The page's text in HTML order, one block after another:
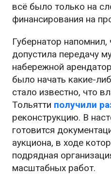
всё было только на
финансирования на
Губернатор
допустила передачу
набережной
было начать какие-
стало известно, что
Тольятти получили
реконструкцию. В
готовится
аукциона, в ходе
подрядная
масштабных работ.